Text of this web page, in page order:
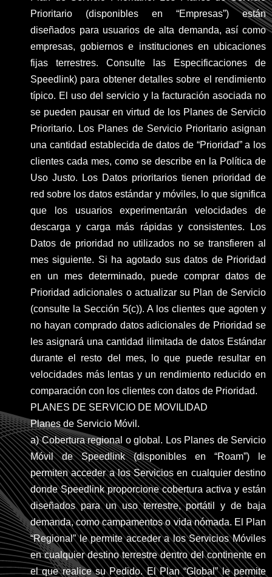
Prioritario (disponibles en “Empresas”) están
diseñados para usuarios de alta demanda, así como
empresas, gobiernos e instituciones en ubicaciones
fijas terrestres. Consulte las Especificaciones de
Speedlink) para obtener detalles sobre el rendimiento
típico. El uso del servicio y la facturación asociada no
se pueden pausar en virtud de los Planes de Servicio
Prioritario. Los Planes de Servicio Prioritario asignan
una cantidad establecida de datos de “Prioridad” a los
clientes cada mes, como se describe en la Política de
Uso Justo. Los Datos prioritarios tienen prioridad de
red sobre los datos estándar y móviles, lo que significa
que los usuarios experimentarán velocidades de
descarga y carga más rápidas y consistentes. Los
Datos de prioridad no utilizados no se transfieren al
mes siguiente. Si ha agotado sus datos de Prioridad
en un mes determinado, puede comprar datos de
Prioridad adicionales o actualizar su Plan de Servicio
(consulte la Sección 5(c)). A los clientes que agoten y
no hayan comprado datos adicionales de Prioridad se
les asignará una cantidad ilimitada de datos Estándar
durante el resto del mes, lo que puede resultar en
velocidades más lentas y un rendimiento reducido en
comparación con los clientes con datos de Prioridad.
PLANES DE SERVICIO DE MOVILIDAD
Planes de Servicio Móvil.
a) Cobertura regional o global. Los Planes de Servicio
Móvil de Speedlink (disponibles en “Roam”) le
permiten acceder a los Servicios en cualquier destino
donde Speedlink proporcione cobertura activa y están
diseñados para un uso terrestre, portátil y de baja
demanda, como campamentos o vida nómada. El Plan
“Regional” le permite acceder a los Servicios Móviles
en cualquier destino terrestre dentro del continente en
el que realice su Pedido. El Plan “Global” le permite